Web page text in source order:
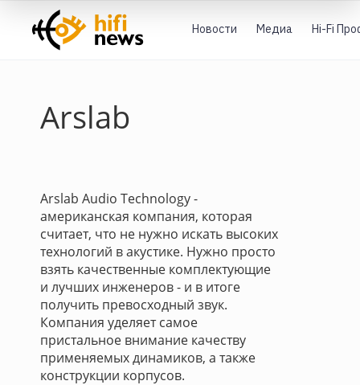
Новости Медиа Hi-Fi
Arslab
Arslab Audio Technology -
американская компания, которая
считает, что не нужно искать высоких
технологий в акустике. Нужно просто
взять качественные комплектующие
и лучших инженеров - и в итоге
получить превосходный звук.
Компания уделяет самое
пристальное внимание качеству
применяемых динамиков, а также
конструкции корпусов.